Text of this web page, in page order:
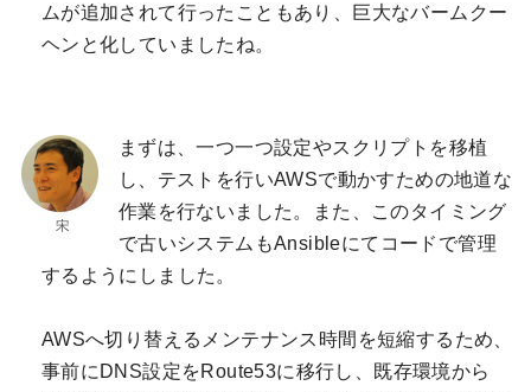
ムが追加されて行ったこともあり、巨大なバームクー
ヘンと化していましたね。
まずは、一つ一つ設定やスクリプトを移植
し、テストを行いAWSで動かすための地道な
作業を行ないました。また、このタイミング
で古いシステムもAnsibleにてコードで管理
するようにしました。
AWSへ切り替えるメンテナンス時間を短縮するため、
事前にDNS設定をRoute53に移行し、既存環境から